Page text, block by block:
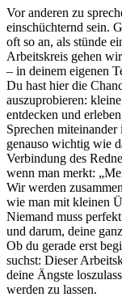
Vor anderen zu
einschüchternd sein.
oft so an, als stünde
Arbeitskreis gehen
– in deinem eigenen
Du hast hier die
auszuprobieren:
entdecken und
Sprechen
genauso wichtig wie
Verbindung des
wenn man merkt:
Wir werden
wie man mit kleinen
Niemand muss
und darum, deine
Ob du gerade erst
suchst: Dieser
deine Ängste
werden zu lassen.